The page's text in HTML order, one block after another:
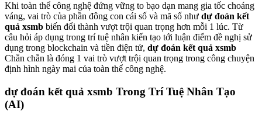
Khi toàn thể công nghệ đứng vững to bạo dạn mang gia tốc choáng
váng, vai trò của phần đông con cái số và mã số như dự đoán kết
quả xsmb biến đổi thành vượt trội quan trọng hơn mỗi 1 lúc. Từ
câu hỏi áp dụng trong trí tuệ nhân kiến tạo tới luận điểm đề nghị sử
dụng trong blockchain và tiền điện tử, dự đoán kết quả xsmb
Chắn chắn là đóng 1 vai trò vượt trội quan trọng trong công chuyện
định hình ngày mai của toàn thể công nghệ.
dự đoán kết quả xsmb Trong Trí Tuệ Nhân Tạo
(AI)